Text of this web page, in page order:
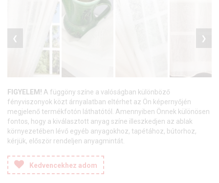
❮ ❯
FIGYELEM! A függöny színe a valóságban különböző
fényviszonyok közt árnyalatban eltérhet az Ön képernyőjén
megjelenő termékfotón láthatótól. Amennyiben Önnek különösen
fontos, hogy a kiválasztott anyag színe illeszkedjen az ablak
környezetében lévő egyéb anyagokhoz, tapétához, bútorhoz,
kérjük, először rendeljen anyagmintát.
Kedvencekhez adom